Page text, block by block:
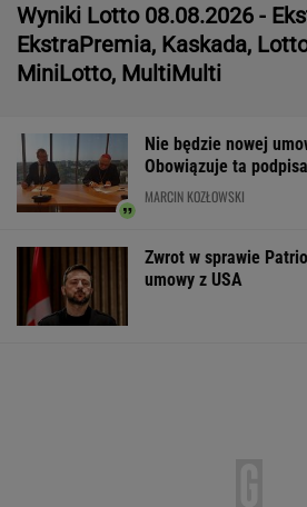
Wyniki Lotto 08.08.2026 -
EkstraPremia, Kaskada,
MiniLotto, MultiMulti
Nie będzie nowej
Obowiązuje ta
MARCIN KOZŁOWSKI
Zwrot w sprawie
umowy z USA